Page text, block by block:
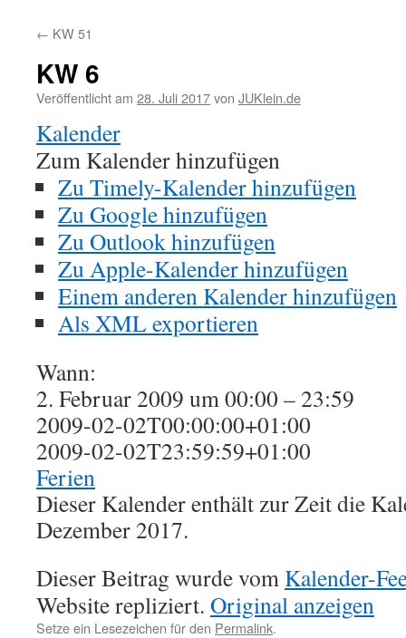
← KW 51
KW 6
Veröffentlicht am 28. Juli 2017von JUKlein.de
Kalender
Zum Kalender hinzufügen
Zu Timely-Kalender hinzufügen
Zu Google hinzufügen
Zu Outlook hinzufügen
Zu Apple-Kalender hinzufügen
Einem anderen Kalender hinzufügen
Als XML exportieren
Wann:
2. Februar 2009 um 00:00 – 23:59
2009-02-02T00:00:00+01:00
2009-02-02T23:59:59+01:00
Ferien
Dieser Kalender enthält zur Zeit die
Dezember 2017.
Dieser Beitrag wurde vom Kalender-
Website repliziert. Original anzeigen
Setze ein Lesezeichen für den Permalink.